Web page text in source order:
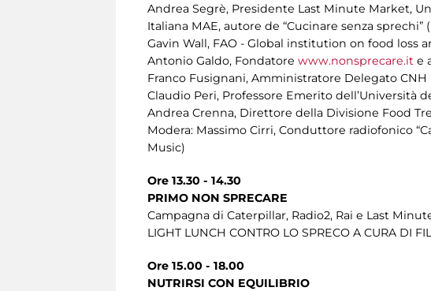
Andrea Segrè, Presidente Last Minute Market,
Italiana MAE, autore de “Cucinare senza sprechi”
Gavin Wall, FAO - Global institution on food loss
Antonio Galdo, Fondatore www.nonsprecare.it e
Franco Fusignani, Amministratore Delegato
Claudio Peri, Professore Emerito dell’Università
Andrea Crenna, Direttore della Divisione Food
Modera: Massimo Cirri, Conduttore radiofonico
Music)
Ore 13.30 - 14.30
PRIMO NON SPRECARE
Campagna di Caterpillar, Radio2, Rai e Last
LIGHT LUNCH CONTRO LO SPRECO A CURA DI
Ore 15.00 - 18.00
NUTRIRSI CON EQUILIBRIO